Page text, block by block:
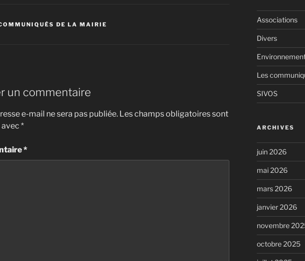
DE LA MAIRIE
un commentaire
e-mail ne sera pas publiée. Les champs obligatoires sont
*
*
Associations
Divers
Les
SIVOS
ARCHIVES
juin 2026
mai 2026
mars 2026
janvier 2026
novembre
octobre 2025